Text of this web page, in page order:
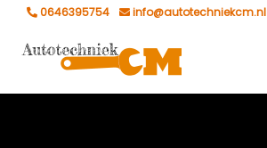
0646395754 info@autotechniekcm.nl